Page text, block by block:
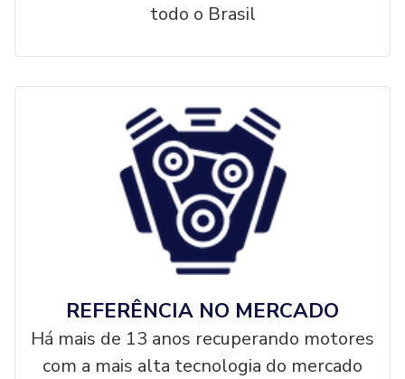
todo o Brasil
REFERÊNCIA NO MERCADO
Há mais de 13 anos recuperando motores
com a mais alta tecnologia do mercado